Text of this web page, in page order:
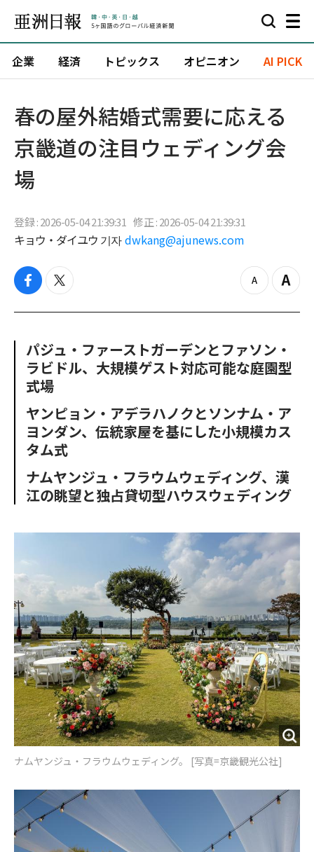
企業 経済 トピックス オピニオン AI PICK
春の屋外結婚式需要に応える
京畿道の注目ウェディング会
場
登録 : 2026-05-04 21:39:31 修正 : 2026-05-04 21:39:31
キョウ・ダイユウ 기자 dwkang@ajunews.com
f
c
o
o
k
t
i
e
r
z
o
u
t
Z
o
n
パジュ・ファーストガーデンとファソン・
ラビドル、大規模ゲスト対応可能な庭園型
式場
ヤンピョン・アデラハノクとソンナム・ア
ヨンダン、伝統家屋を基にした小規模カス
タム式
ナムヤンジュ・フラウムウェディング、漢
江の眺望と独占貸切型ハウスウェディング
ナムヤンジュ・フラウムウェディング。 [写真=京畿観光公社]